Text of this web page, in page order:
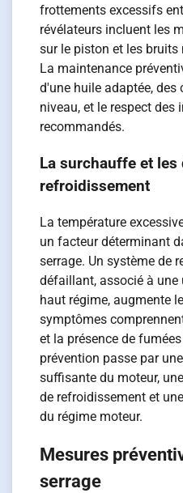
frottements excessifs
révélateurs incluent les
sur le piston et les
La maintenance
d'une huile adaptée, des
niveau, et le respect des
recommandés.
La surchauffe et les
refroidissement
La température
un facteur déterminant
serrage. Un système de
défaillant, associé à
haut régime, augmente
symptômes
et la présence de
prévention passe par
suffisante du moteur,
de refroidissement et
du régime moteur.
Mesures
serrage